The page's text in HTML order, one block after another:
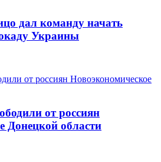
дал команду начать
Украины
от россиян
Донецкой области